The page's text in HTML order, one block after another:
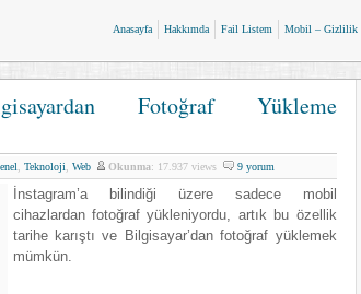
Anasayfa Hakkımda Fail Listem Mobil – Gizlilik
Fotoğraf Yükleme
Teknoloji Web Okunma: 17.937 views 9 yorum
İnstagram’a bilindiği üzere sadece mobil
cihazlardan fotoğraf yükleniyordu, artık bu özellik
tarihe karıştı ve Bilgisayar’dan fotoğraf yüklemek
mümkün.